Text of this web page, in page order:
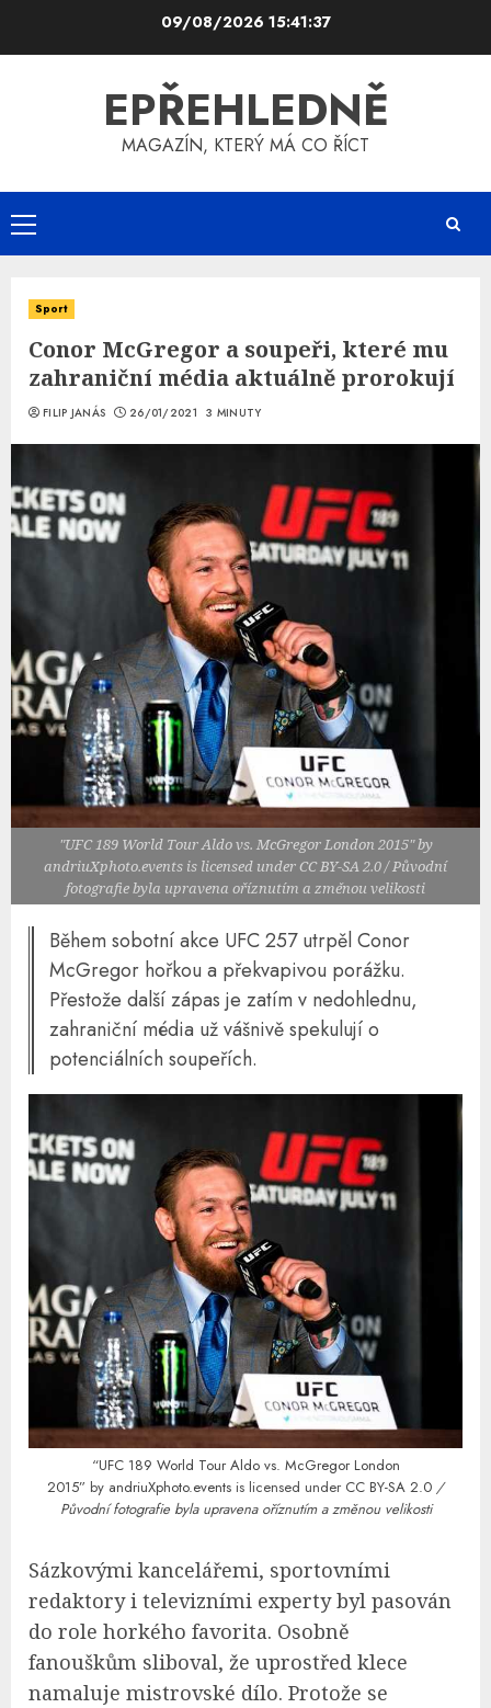
09/08/2026 15:41:38
EPŘEHLEDNĚ
MAGAZÍN, KTERÝ MÁ CO ŘÍCT
Primary
Menu
Sport
Conor McGregor a soupeři, které mu
zahraniční média aktuálně prorokují
FILIP JANÁS 26/01/2021 3 MINUTY
"UFC 189 World Tour Aldo vs. McGregor London 2015" by
andriuXphoto.events is licensed under CC BY-SA 2.0 / Původní
fotografie byla upravena oříznutím a změnou velikosti
Během sobotní akce UFC 257 utrpěl Conor
McGregor hořkou a překvapivou porážku.
Přestože další zápas je zatím v nedohlednu,
zahraniční média už vášnivě spekulují o
potenciálních soupeřích.
“UFC 189 World Tour Aldo vs. McGregor London
2015” by andriuXphoto.events is licensed under CC BY-SA 2.0 /
Původní fotografie byla upravena oříznutím a změnou velikosti
Sázkovými kancelářemi, sportovními
redaktory i televizními experty byl pasován
do role horkého favorita. Osobně
fanouškům sliboval, že uprostřed klece
namaluje mistrovské dílo. Protože se